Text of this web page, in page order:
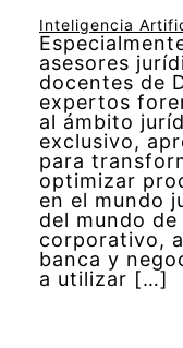
Inteligencia
asesores
docentes de
expertos
al ámbito
exclusivo,
para
optimizar
en el mundo
del mundo
corporativo,
banca y
a utilizar […]